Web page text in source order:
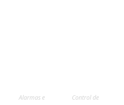
Alarmas e
Control de